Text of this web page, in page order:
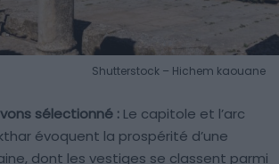
Shutterstock – Hichem kaouane
sélectionné : Le capitole et l’arc
évoquent la prospérité d’une
dont les vestiges se classent parmi